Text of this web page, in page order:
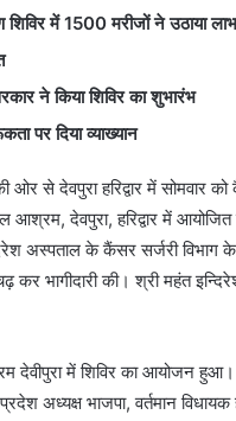
शिविर में 1500 मरीजों ने उठाया लाभ
ने किया शिविर का शुभारंभ
पर दिया व्याख्यान
से देवपुरा हरिद्वार में सोमवार
आश्रम, देवपुरा, हरिद्वार में
अस्पताल के कैंसर सर्जरी
कर भागीदारी की। श्री महंत
में शिविर का आयोजन हुआ।
अध्यक्ष भाजपा, वर्तमान विधायक